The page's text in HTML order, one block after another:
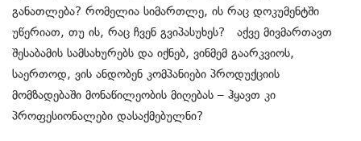
განათლება? რომელია სიმართლე, ის რაც დოკუმენტში
უწერიათ, თუ ის, რაც ჩვენ გვიპასუხეს? აქვე მივმართავთ
შესაბამის სამსახურებს და იქნებ, ვინმემ გაარკვიოს,
საერთოდ, ვის ანდობენ კომპანიები პროდუქციის
მომზადებაში მონაწილეობის მიღებას – ჰყავთ კი
პროფესიონალები დასაქმებულნი?